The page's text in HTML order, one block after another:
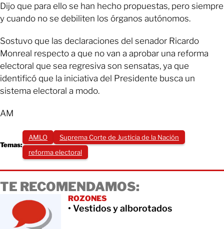
Dijo que para ello se han hecho propuestas, pero siempre
y cuando no se debiliten los órganos autónomos.
Sostuvo que las declaraciones del senador Ricardo
Monreal respecto a que no van a aprobar una reforma
electoral que sea regresiva son sensatas, ya que
identificó que la iniciativa del Presidente busca un
sistema electoral a modo.
AM
Temas:
AMLO
Suprema Corte de Justicia de la Nación
reforma electoral
TE RECOMENDAMOS:
ROZONES
• Vestidos y alborotados